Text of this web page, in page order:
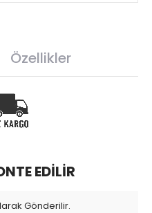
Özellikler
EDİLİR
Gönderilir.